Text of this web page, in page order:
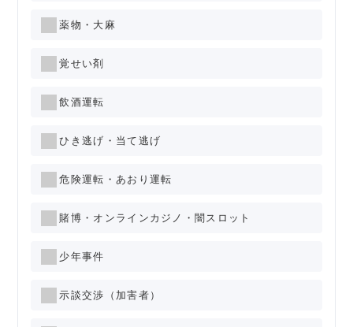
薬物・大麻
覚せい剤
飲酒運転
ひき逃げ・当て逃げ
危険運転・あおり運転
賭博・オンラインカジノ・闇スロット
少年事件
示談交渉（加害者）